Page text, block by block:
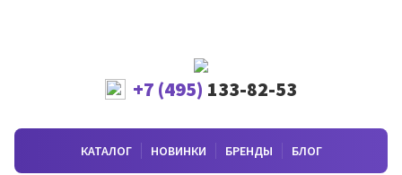
+7 (495) 133-82-53
КАТАЛОГ НОВИНКИ БРЕНДЫ БЛОГ